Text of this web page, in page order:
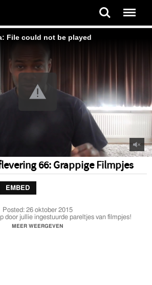
File could not be played
66: Grappige Filmpjes
EMBED
Posted:26 oktober 2015
door jullie ingestuurde pareltjes van filmpjes!
MEER WEERGEVEN